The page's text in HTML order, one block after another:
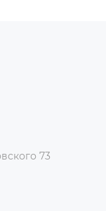
73